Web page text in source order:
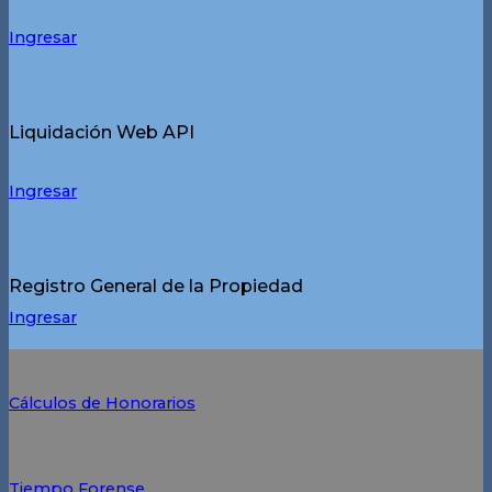
Ingresar
Liquidación Web API
Ingresar
Registro General de la Propiedad
Ingresar
Cálculos de Honorarios